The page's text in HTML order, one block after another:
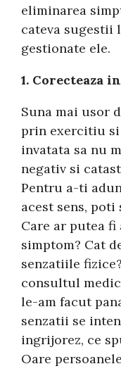
eliminarea
cateva sugestii
gestionate ele.
1. Corecteaza
Suna mai usor
prin exercitiu
invatata sa nu
negativ si
Pentru a-ti
acest sens,
Care ar putea
simptom? Cat
senzatiile
consultul
le-am facut
senzatii se
ingrijorez, ce
Oare